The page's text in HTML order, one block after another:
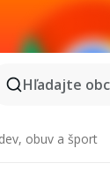
Hľadajte
obuv a šport